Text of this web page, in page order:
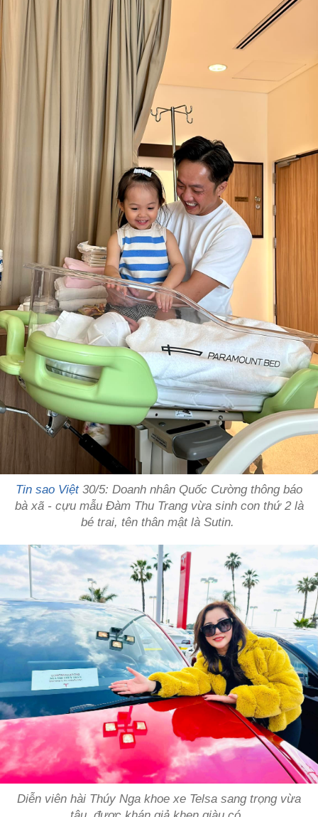
Tin sao Việt30/5: Doanh nhân Quốc Cường thông báo
bà xã - cựu mẫu Đàm Thu Trang vừa sinh con thứ 2 là
bé trai, tên thân mật là Sutin.
Diễn viên hài Thúy Nga khoe xe Telsa sang trọng vừa